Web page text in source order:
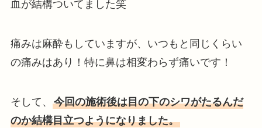
血が結構ついてました笑
痛みは麻酔もしていますが、いつもと同じくらい
の痛みはあり！特に鼻は相変わらず痛いです！
そして、 今回の施術後は目の下のシワがたるんだ
のか結構目立つようになりました。